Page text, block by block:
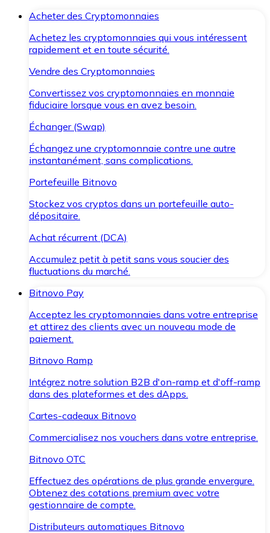
Acheter des Cryptomonnaies
Achetez les cryptomonnaies qui vous intéressent
rapidement et en toute sécurité.
Vendre des Cryptomonnaies
Convertissez vos cryptomonnaies en monnaie
fiduciaire lorsque vous en avez besoin.
Échanger (Swap)
Échangez une cryptomonnaie contre une autre
instantanément, sans complications.
Portefeuille Bitnovo
Stockez vos cryptos dans un portefeuille auto-
dépositaire.
Achat récurrent (DCA)
Accumulez petit à petit sans vous soucier des
fluctuations du marché.
Bitnovo Pay
Acceptez les cryptomonnaies dans votre entreprise
et attirez des clients avec un nouveau mode de
paiement.
Bitnovo Ramp
Intégrez notre solution B2B d'on-ramp et d'off-ramp
dans des plateformes et des dApps.
Cartes-cadeaux Bitnovo
Commercialisez nos vouchers dans votre entreprise.
Bitnovo OTC
Effectuez des opérations de plus grande envergure.
Obtenez des cotations premium avec votre
gestionnaire de compte.
Distributeurs automatiques Bitnovo